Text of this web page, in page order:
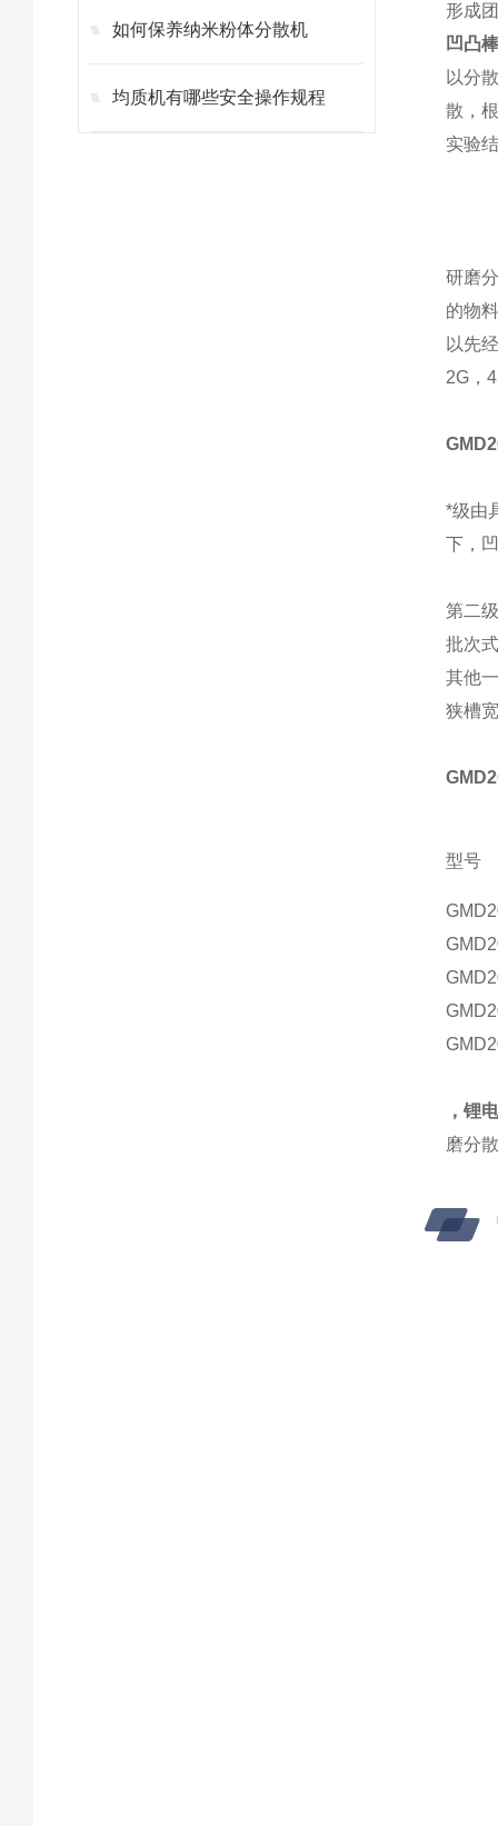
如何保养纳米粉体分散机
均质机有哪些安全操作规程
形成
凹凸
以分
散，
实验
研磨
的物
以先
2G，
*级由
下，
第二
批次
其他
狭槽
型号
，锂
磨分